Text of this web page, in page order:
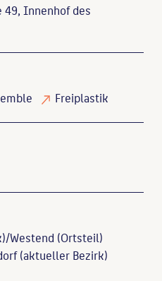
Innenhof des
Freiplastik
Westend (Ortsteil)
(aktueller Bezirk)